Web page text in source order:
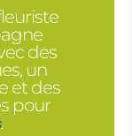
des
un
et des
pour
.